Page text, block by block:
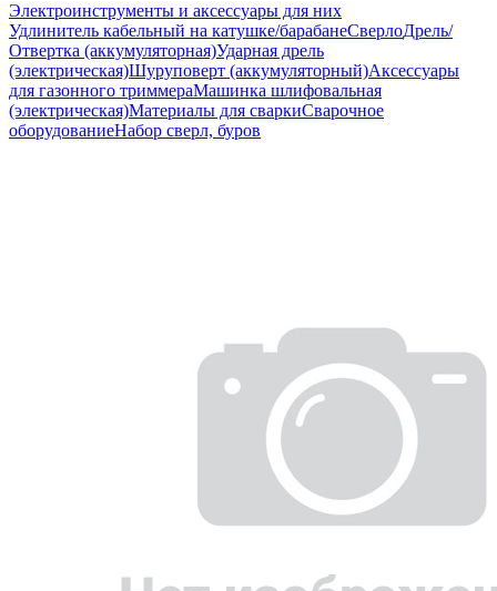
Электроинструменты и аксессуары для них
Удлинитель кабельный на катушке/барабанеСверлоДрель/
Отвертка (аккумуляторная)Ударная дрель
(электрическая)Шуруповерт (аккумуляторный)Аксессуары
для газонного триммераМашинка шлифовальная
(электрическая)Материалы для сваркиСварочное
оборудованиеНабор сверл, буров